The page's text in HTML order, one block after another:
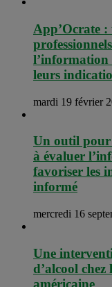
App’Ocrate
l’information
leurs
mardi 19 février
Un outil pour
à évaluer
favoriser les
informé
mercredi 16
Une
d’alcool chez
américaine